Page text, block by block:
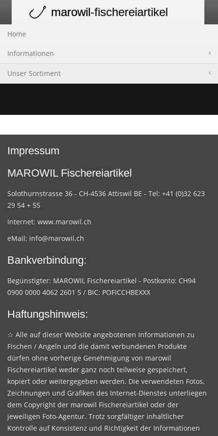
navigation
marowil-fischereiartikel
Home
Informationen
Unser Sortiment
Impressum
MAROWIL Fischereiartikel
Solothurnstrasse 36 - CH-4536 Attiswil BE - Tel: +41 (0)32 623
29 54 + 55
Internet: www.marowil.ch
eMail: info@marowil.ch
Bankverbindung:
Begünstigter: MAROWIL Fischereiartikel - Postkonto: CH94
0900 0000 4062 2601 5 / BIC: POFICCHBEXXX
Haftungshinweis:
☆ Alle auf dieser Website angebotenen Informationen zu
Fischen / Angeln und die damit verbundenen Produkte
dürfen ohne vorherige Genehmigung von marowil
Fischereiartikel weder ganz noch teilweise gespeichert,
kopiert oder weitergegeben werden. Die verwendeten Fotos,
Zeichnungen und Grafiken des Internet-Dienstes unterliegen
dem Copyright der marowil Fischereiartikel oder der
jeweiligen Foto-Agentur. Trotz sorgfältiger inhaltlicher
Kontrolle auf Konsistenz und Richtigkeit der Informationen